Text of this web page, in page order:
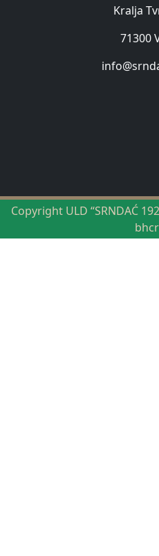
Kralja
71300
Copyright ULD “SRNDAĆ